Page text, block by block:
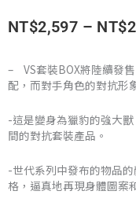
NT$2,597 – NT$
– VS套裝BOX將陸續發
配，而對手角色的對抗形
-這是變身為獵豹的強大
間的對抗套裝產品。
-世代系列中發布的物品
格，逼真地再現身體圖案